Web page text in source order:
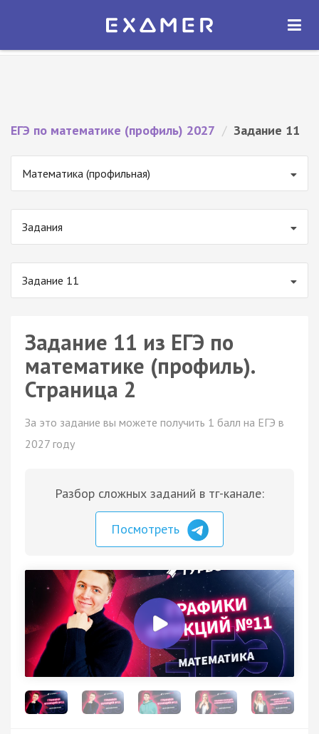
Экзамер — ЕГЭ 2027
ОТКРЫТЬ
ЕГЭ по математике (профиль) 2027 / Задание 11
Математика (профильная)
Задания
Задание 11
Задание 11 из ЕГЭ по
математике (профиль).
Страница 2
За это задание вы можете получить 1 балл на ЕГЭ в
2027 году
Разбор сложных заданий в тг-канале:
Посмотреть